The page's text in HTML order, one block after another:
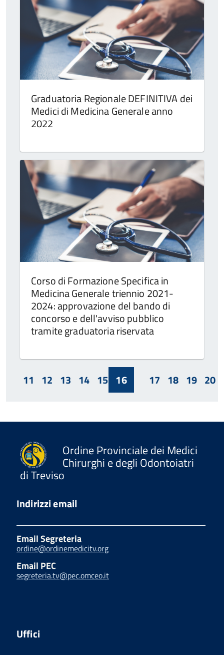
Graduatoria Regionale DEFINITIVA dei
Medici di Medicina Generale anno
2022
Corso di Formazione Specifica in
Medicina Generale triennio 2021-
2024: approvazione del bando di
concorso e dell'avviso pubblico
tramite graduatoria riservata
11 12 13 14 15 16 17 18 19 20
Ordine Provinciale dei Medici
Chirurghi e degli Odontoiatri
di Treviso
Indirizzi email
Email Segreteria
ordine@ordinemedicitv.org
Email PEC
segreteria.tv@pec.omceo.it
Uffici